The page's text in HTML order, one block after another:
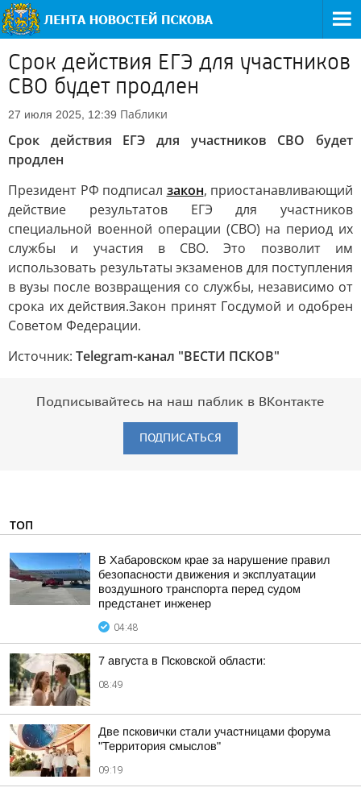
Срок действия ЕГЭ для участников
СВО будет продлен
27 июля 2025, 12:39 Паблики
Срок действия ЕГЭ для участников СВО будет
продлен
Президент РФ подписал закон, приостанавливающий
действие результатов ЕГЭ для участников
специальной военной операции (СВО) на период их
службы и участия в СВО. Это позволит им
использовать результаты экзаменов для поступления
в вузы после возвращения со службы, независимо от
срока их действия.Закон принят Госдумой и одобрен
Советом Федерации.
Источник: Telegram-канал "ВЕСТИ ПСКОВ"
Подписывайтесь на наш паблик в ВКонтакте
ПОДПИСАТЬСЯ
ТОП
В Хабаровском крае за нарушение правил
безопасности движения и эксплуатации
воздушного транспорта перед судом
предстанет инженер
04:48
7 августа в Псковской области:
08:49
Две псковички стали участницами форума
"Территория смыслов"
09:19